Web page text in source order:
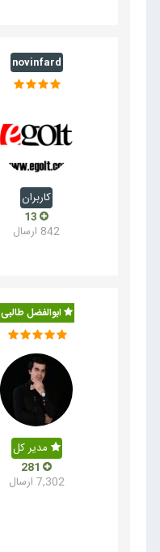
novinfard
کاربران
842 ارسال
ابوالفضل طالبی
مدیر کل
7,302 ارسال